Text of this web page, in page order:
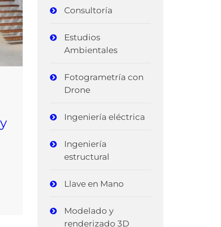
Consultoría
Estudios
Ambientales
Fotogrametría con
Drone
Ingeniería eléctrica
Ingeniería
estructural
Llave en Mano
Modelado y
renderizado 3D